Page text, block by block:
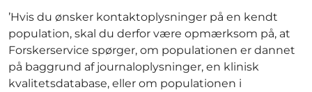
’Hvis du ønsker kontaktoplysninger på en kendt
population, skal du derfor være opmærksom på, at
Forskerservice spørger, om populationen er dannet
på baggrund af journaloplysninger, en klinisk
kvalitetsdatabase, eller om populationen i